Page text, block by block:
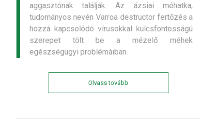
aggasztónak találják. Az ázsiai méhatka,
tudományos nevén Varroa destructor fertőzés a
hozzá kapcsolódó vírusokkal kulcsfontosságú
szerepet tölt be a mézelő méhek
egészségügyi problémáiban.
Olvass tovább